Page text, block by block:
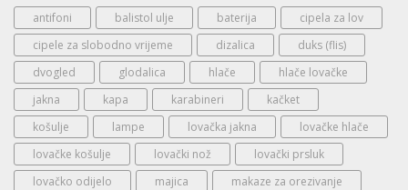
antifoni balistol ulje baterija
cipela za lov
cipele za slobodno vrijeme
dizalica
duks (flis)
dvogled
glodalica hlače
hlače lovačke
jakna
kapa karabineri
kačket
košulje
lampe lovačka jakna
lovačke hlače
lovačke košulje
lovački nož
lovački prsluk
lovačko odijelo
majica
makaze za orezivanje